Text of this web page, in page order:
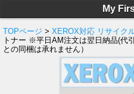
My
TOPページ > XEROX対応 リサイク
トナー ※平日AM注文は翌日納品(代
との同梱は承れません）